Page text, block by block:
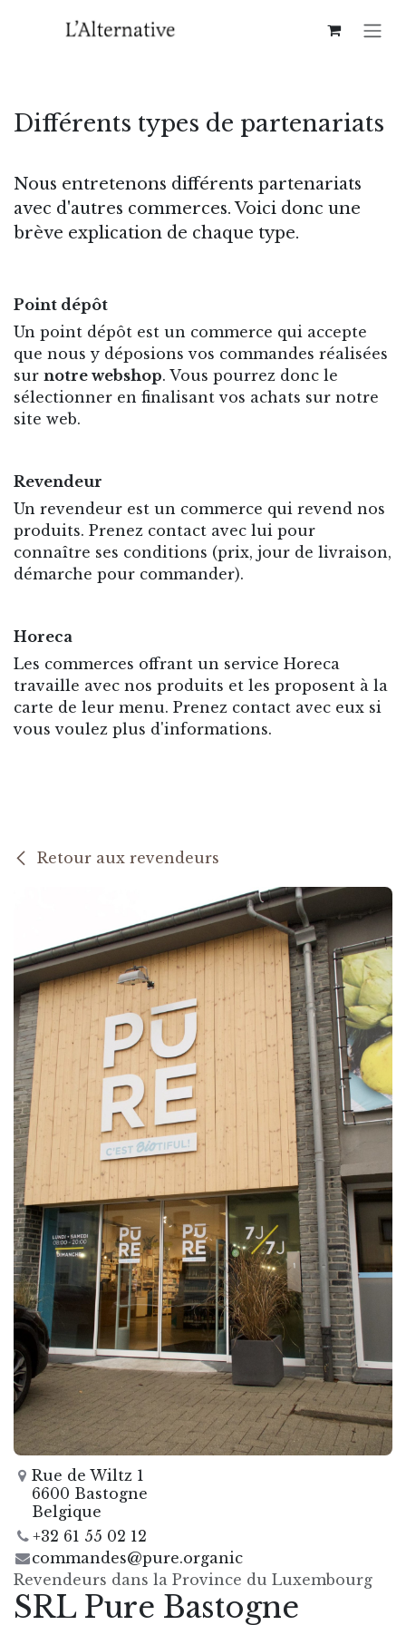
Différents types de partenariats
Nous entretenons différents partenariats
avec d'autres commerces. Voici donc une
brève explication de chaque type.
Point dépôt
Un point dépôt est un commerce qui accepte
que nous y déposions vos commandes réalisées
sur notre webshop. Vous pourrez donc le
sélectionner en finalisant vos achats sur notre
site web.
Revendeur
Un revendeur est un commerce qui revend nos
produits. Prenez contact avec lui pour
connaître ses conditions (prix, jour de livraison,
démarche pour commander).
Horeca
Les commerces offrant un service Horeca
travaille avec nos produits et les proposent à la
carte de leur menu. Prenez contact avec eux si
vous voulez plus d'informations.
Retour aux revendeurs
Rue de Wiltz 1
6600 Bastogne
Belgique
+32 61 55 02 12
commandes@pure.organic
Revendeurs dans la Province du Luxembourg
SRL Pure Bastogne